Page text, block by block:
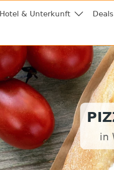
Hotel & Unterkunft Deals
in